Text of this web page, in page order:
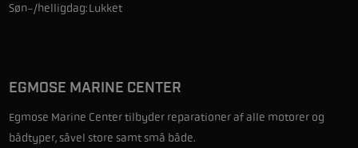
Søn-/helligdag:Lukket
EGMOSE MARINE CENTER
Egmose Marine Center tilbyder reparationer af alle motorer og
bådtyper, såvel store samt små både.